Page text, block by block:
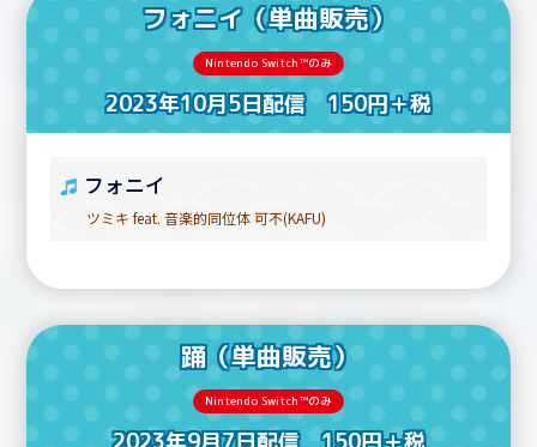
フォニイ（単曲販売）
Nintendo Switch™のみ
2023年10月5日配信 150円＋税
フォニイ
ツミキ feat. 音楽的同位体 可不(KAFU)
踊（単曲販売）
Nintendo Switch™のみ